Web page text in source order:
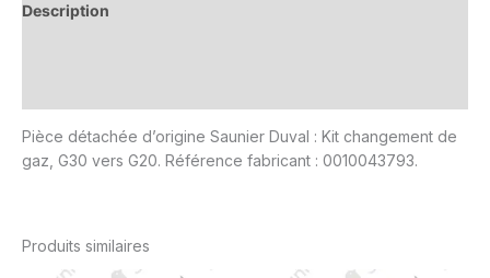
Description
Pièce détachée d’origine Saunier Duval : Kit changement de
gaz, G30 vers G20. Référence fabricant : 0010043793.
Produits similaires